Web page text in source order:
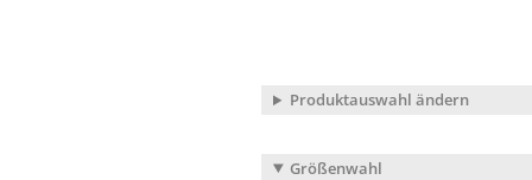
Produktauswahl ändern
Größenwahl